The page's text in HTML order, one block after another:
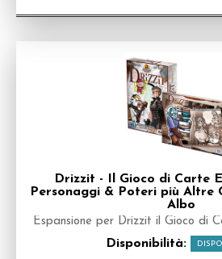
Drizzit - Il Gioco di Carte
Personaggi & Poteri più Altre
Albo
Espansione per Drizzit il Gioco di
Disponibilità: